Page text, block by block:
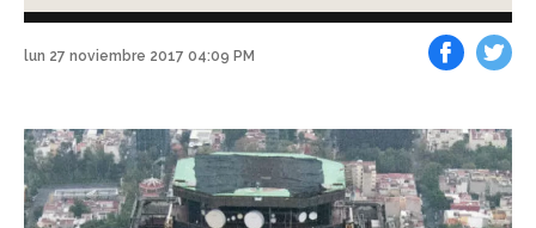
lun 27 noviembre 2017 04:09 PM